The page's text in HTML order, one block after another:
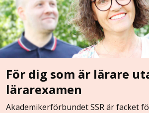
För dig som är lärare
lärarexamen
Akademikerförbundet SSR är facket